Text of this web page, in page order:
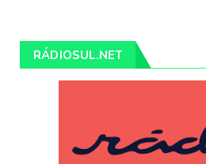
RÁDIOSUL.NET